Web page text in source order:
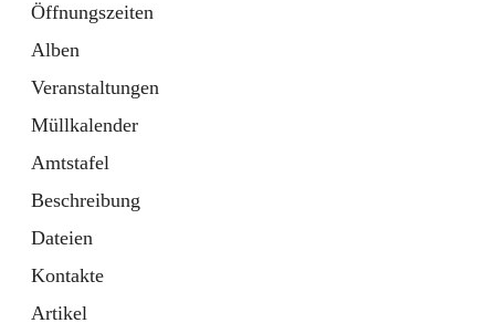
Öffnungszeiten
Alben
Veranstaltungen
Müllkalender
Amtstafel
Beschreibung
Dateien
Kontakte
Artikel
Tab
Kindergarten
öffnet
in
neuem
Tab